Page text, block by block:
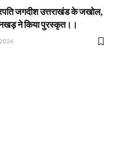
जगदीश उत्तराखंड के जखोल,
ने किया पुरस्कृत।।